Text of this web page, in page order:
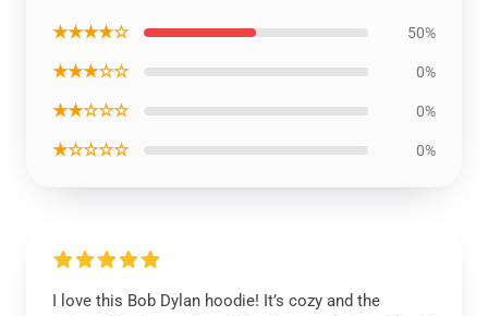
★★★★☆ 50%
★★★☆☆ 0%
★★☆☆☆ 0%
★☆☆☆☆ 0%
I love this Bob Dylan hoodie! It’s cozy and the